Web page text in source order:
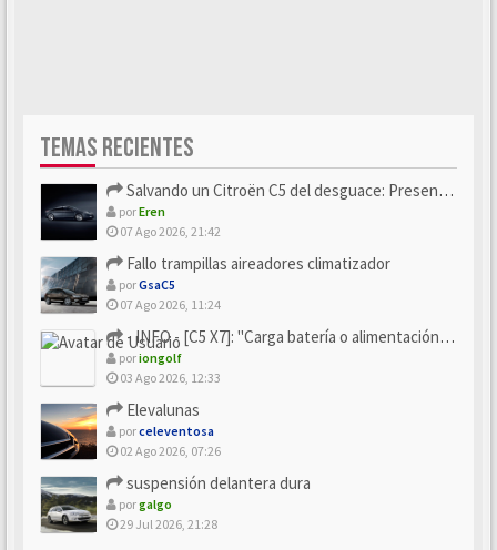
TEMAS RECIENTES
Salvando un Citroën C5 del desguace: Presentación y seguimiento
porEren
07 Ago 2026, 21:42
Fallo trampillas aireadores climatizador
porGsaC5
07 Ago 2026, 11:24
- INFO - [C5 X7]: "Carga batería o alimentación eléctri...
poriongolf
03 Ago 2026, 12:33
Elevalunas
porceleventosa
02 Ago 2026, 07:26
suspensión delantera dura
porgalgo
29 Jul 2026, 21:28